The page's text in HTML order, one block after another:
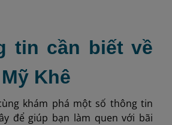
tin cần biết về
Khê
khám phá một số thông tin
để giúp bạn làm quen với bãi